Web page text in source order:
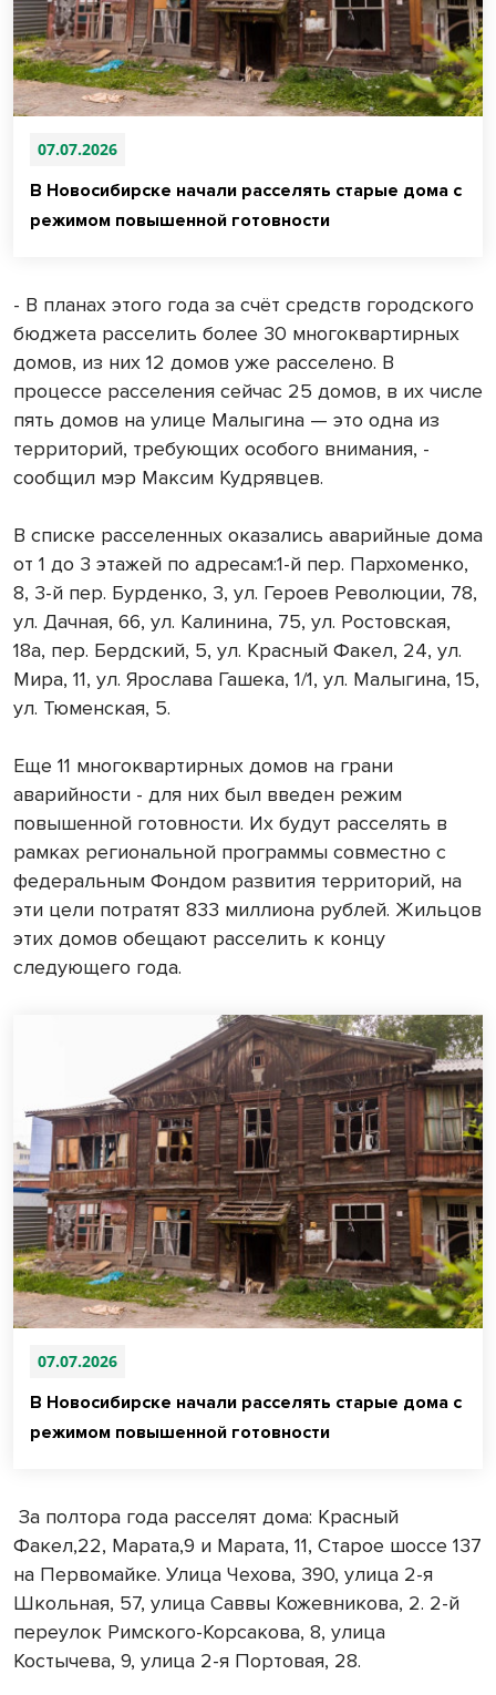
07.07.2026
В Новосибирске начали расселять старые дома с
режимом повышенной готовности
- В планах этого года за счёт средств городского
бюджета расселить более 30 многоквартирных
домов, из них 12 домов уже расселено. В
процессе расселения сейчас 25 домов, в их числе
пять домов на улице Малыгина — это одна из
территорий, требующих особого внимания, -
сообщил мэр Максим Кудрявцев.
В списке расселенных оказались аварийные дома
от 1 до 3 этажей по адресам:1-й пер. Пархоменко,
8, 3-й пер. Бурденко, 3, ул. Героев Революции, 78,
ул. Дачная, 66, ул. Калинина, 75, ул. Ростовская,
18а, пер. Бердский, 5, ул. Красный Факел, 24, ул.
Мира, 11, ул. Ярослава Гашека, 1/1, ул. Малыгина, 15,
ул. Тюменская, 5.
Еще 11 многоквартирных домов на грани
аварийности - для них был введен режим
повышенной готовности. Их будут расселять в
рамках региональной программы совместно с
федеральным Фондом развития территорий, на
эти цели потратят 833 миллиона рублей. Жильцов
этих домов обещают расселить к концу
следующего года.
07.07.2026
В Новосибирске начали расселять старые дома с
режимом повышенной готовности
За полтора года расселят дома: Красный
Факел,22, Марата,9 и Марата, 11, Старое шоссе 137
на Первомайке. Улица Чехова, 390, улица 2-я
Школьная, 57, улица Саввы Кожевникова, 2. 2-й
переулок Римского-Корсакова, 8, улица
Костычева, 9, улица 2-я Портовая, 28.